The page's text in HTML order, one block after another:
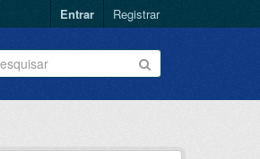
Entrar Registrar